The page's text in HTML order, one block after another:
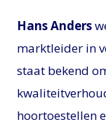
Hans Anders
marktleider in
staat bekend
hoortoestellen